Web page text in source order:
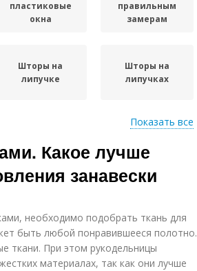
пластиковые
окна
правильным
замерам
Шторы на
липучке
Шторы на
липучках
Показать все
Какое лучше
занавески
необходимо подобрать ткань для
быть любой понравившееся полотно.
ткани. При этом рукодельницы
материалах, так как они лучше